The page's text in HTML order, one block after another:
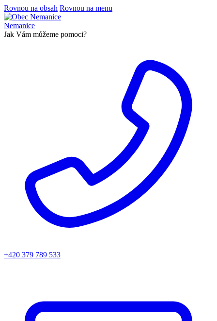
Rovnou na obsah Rovnou na menu
Nemanice
Jak Vám můžeme pomoci?
+420 379 789 533